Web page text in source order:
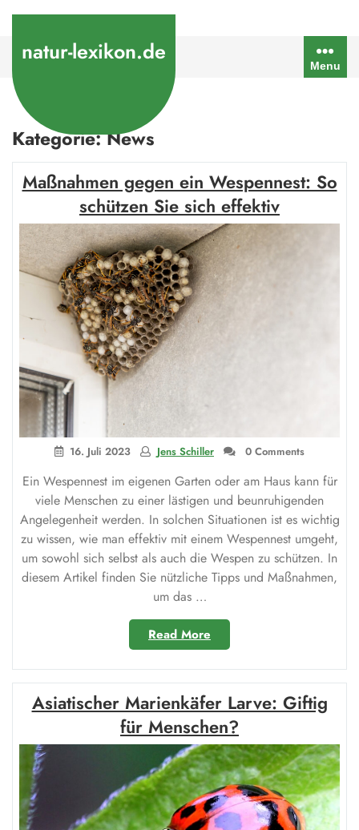
contentnatur-lexikon.de Menu
Kategorie:News
Maßnahmen gegen ein Wespennest: So
schützen Sie sich effektiv
16. Juli 2023 Jens Schiller 0 Comments
Ein Wespennest im eigenen Garten oder am Haus kann für
viele Menschen zu einer lästigen und beunruhigenden
Angelegenheit werden. In solchen Situationen ist es wichtig
zu wissen, wie man effektiv mit einem Wespennest umgeht,
um sowohl sich selbst als auch die Wespen zu schützen. In
diesem Artikel finden Sie nützliche Tipps und Maßnahmen,
um das …
Read More
gegen
ein
Wespennest:
So
schützen
Sie
sich
effektiv“
Asiatischer Marienkäfer Larve: Giftig
für Menschen?